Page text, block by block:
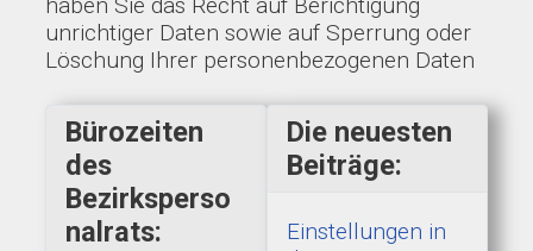
haben Sie das Recht auf Berichtigung
unrichtiger Daten sowie auf Sperrung oder
Löschung Ihrer personenbezogenen Daten
Bürozeiten
des
Bezirksperso
nalrats:
Die neuesten
Beiträge:
Einstellungen in